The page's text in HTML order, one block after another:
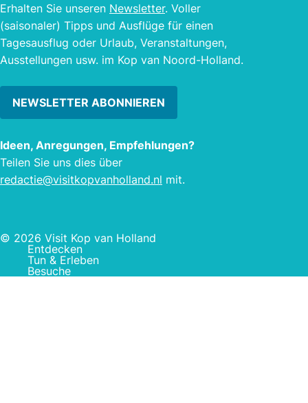
Erhalten Sie unseren Newsletter. Voller
(saisonaler) Tipps und Ausflüge für einen
Tagesausflug oder Urlaub, Veranstaltungen,
Ausstellungen usw. im Kop van Noord-Holland.
NEWSLETTER ABONNIEREN
Ideen, Anregungen, Empfehlungen?
Teilen Sie uns dies über
redactie@visitkopvanholland.nl mit.
© 2026 Visit Kop van Holland
Entdecken
Tun & Erleben
Besuche